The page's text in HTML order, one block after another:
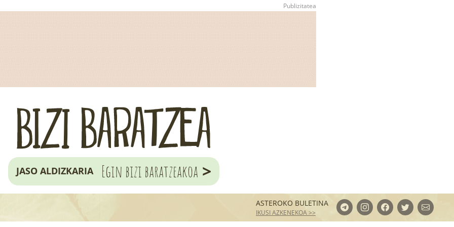
JASO ALDIZKARIA Egin bizi baratzeakoa >
ASTEROKO BULETINA
IKUSI AZKENEKOA >>